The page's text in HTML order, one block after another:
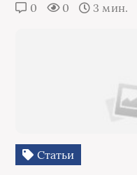
0 0 3 мин.
Статьи